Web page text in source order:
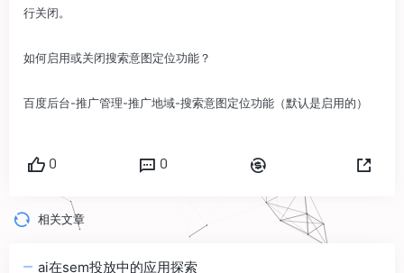
行关闭。
如何启用或关闭搜索意图定位功能？
百度后台-推广管理-推广地域-搜索意图定位功能（默认是启用的）
0 0
相关文章
ai在sem投放中的应用探索